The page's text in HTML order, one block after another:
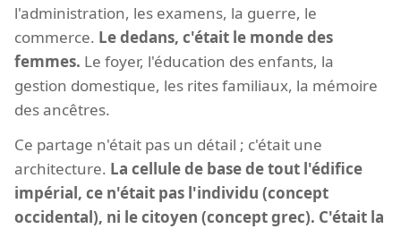
l'administration, les examens, la guerre, le
commerce. Le dedans, c'était le monde des
femmes. Le foyer, l'éducation des enfants, la
gestion domestique, les rites familiaux, la mémoire
des ancêtres.
Ce partage n'était pas un détail ; c'était une
architecture. La cellule de base de tout l'édifice
impérial, ce n'était pas l'individu (concept
occidental), ni le citoyen (concept grec). C'était la